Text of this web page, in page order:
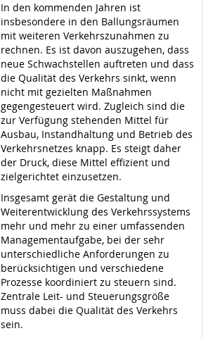
In den kommenden Jahren ist
insbesondere in den Ballungsräumen
mit weiteren Verkehrszunahmen zu
rechnen. Es ist davon auszugehen, dass
neue Schwachstellen auftreten und dass
die Qualität des Verkehrs sinkt, wenn
nicht mit gezielten Maßnahmen
gegengesteuert wird. Zugleich sind die
zur Verfügung stehenden Mittel für
Ausbau, Instandhaltung und Betrieb des
Verkehrsnetzes knapp. Es steigt daher
der Druck, diese Mittel effizient und
zielgerichtet einzusetzen.
Insgesamt gerät die Gestaltung und
Weiterentwicklung des Verkehrssystems
mehr und mehr zu einer umfassenden
Managementaufgabe, bei der sehr
unterschiedliche Anforderungen zu
berücksichtigen und verschiedene
Prozesse koordiniert zu steuern sind.
Zentrale Leit- und Steuerungsgröße
muss dabei die Qualität des Verkehrs
sein.